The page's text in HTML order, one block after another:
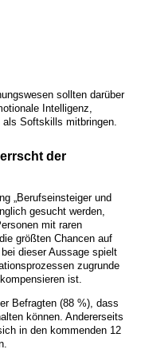
sollten darüber
Intelligenz,
Softskills mitbringen.
der
„Berufseinsteiger und
gesucht werden,
mit raren
größten Chancen auf
dieser Aussage spielt
zugrunde
ist.
Befragten (88 %), dass
können. Andererseits
in den kommenden 12